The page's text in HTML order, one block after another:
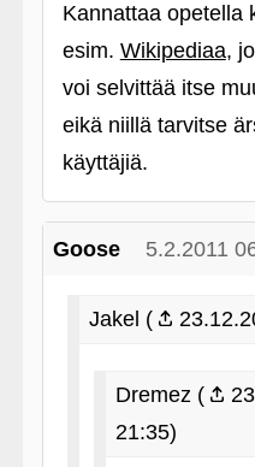
Kannattaa opetella
esim. Wikipediaa,
voi selvittää itse
eikä niillä tarvitse
käyttäjiä.
Goose 5.2.2011
Jakel (
Dremez (
21:35)